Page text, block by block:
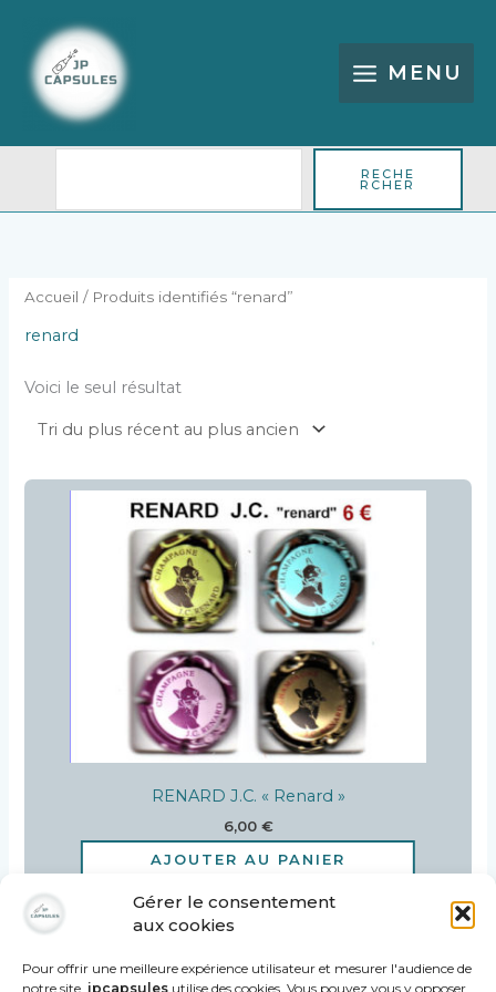
Gérer le consentement
aux cookies
Pour offrir une meilleure expérience utilisateur et mesurer l'audience de
notre site, jpcapsules utilise des cookies. Vous pouvez vous y opposer
contenu
MENU
RECHE
RCHER
Accueil / Produits identifiés “renard”
renard
Voici le seul résultat
RENARD J.C. « Renard »
6,00 €
AJOUTER AU PANIER